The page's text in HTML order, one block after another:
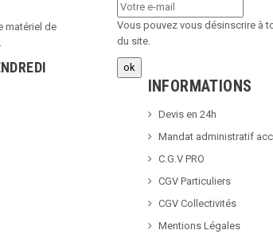
matériel de
Vous pouvez vous désinscrire à
du site.
INFORMATIONS
Devis en 24h
Mandat administratif
C.G.V PRO
CGV Particuliers
CGV Collectivités
Mentions Légales